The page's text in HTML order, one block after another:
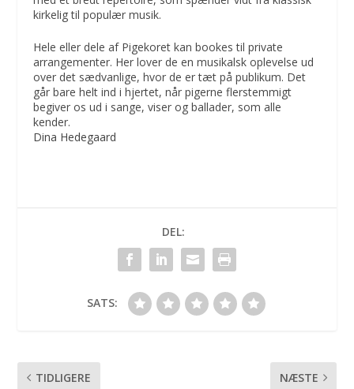
kirkelig til populær musik.
Hele eller dele af Pigekoret kan bookes til private
arrangementer. Her lover de en musikalsk oplevelse ud
over det sædvanlige, hvor de er tæt på publikum. Det
går bare helt ind i hjertet, når pigerne flerstemmigt
begiver os ud i sange, viser og ballader, som alle
kender.
Dina Hedegaard
DEL:
SATS:
TIDLIGERE NÆSTE